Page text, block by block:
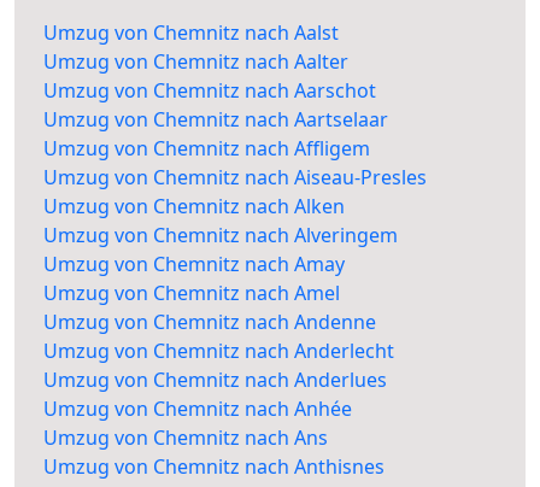
Umzug von Chemnitz nach Aalst
Umzug von Chemnitz nach Aalter
Umzug von Chemnitz nach Aarschot
Umzug von Chemnitz nach Aartselaar
Umzug von Chemnitz nach Affligem
Umzug von Chemnitz nach Aiseau-Presles
Umzug von Chemnitz nach Alken
Umzug von Chemnitz nach Alveringem
Umzug von Chemnitz nach Amay
Umzug von Chemnitz nach Amel
Umzug von Chemnitz nach Andenne
Umzug von Chemnitz nach Anderlecht
Umzug von Chemnitz nach Anderlues
Umzug von Chemnitz nach Anhée
Umzug von Chemnitz nach Ans
Umzug von Chemnitz nach Anthisnes